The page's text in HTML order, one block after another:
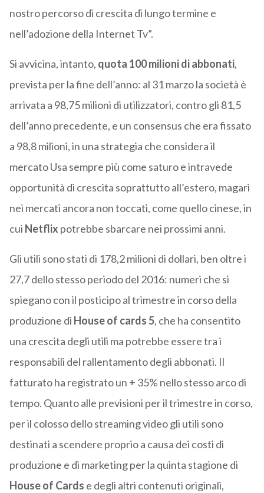
nostro percorso di crescita di lungo termine e
nell’adozione della Internet Tv”.
Si avvicina, intanto, quota 100 milioni di abbonati,
prevista per la fine dell’anno: al 31 marzo la società è
arrivata a 98,75 milioni di utilizzatori, contro gli 81,5
dell’anno precedente, e un consensus che era fissato
a 98,8 milioni, in una strategia che considera il
mercato Usa sempre più come saturo e intravede
opportunità di crescita soprattutto all’estero, magari
nei mercati ancora non toccati, come quello cinese, in
cui Netflixpotrebbe sbarcare nei prossimi anni.
Gli utili sono stati di 178,2 milioni di dollari, ben oltre i
27,7 dello stesso periodo del 2016: numeri che si
spiegano con il posticipo al trimestre in corso della
produzione di House of cards 5, che ha consentito
una crescita degli utili ma potrebbe essere tra i
responsabili del rallentamento degli abbonati. Il
fatturato ha registrato un + 35% nello stesso arco di
tempo. Quanto alle previsioni per il trimestre in corso,
per il colosso dello streaming video gli utili sono
destinati a scendere proprio a causa dei costi di
produzione e di marketing per la quinta stagione di
House of Cards e degli altri contenuti originali,